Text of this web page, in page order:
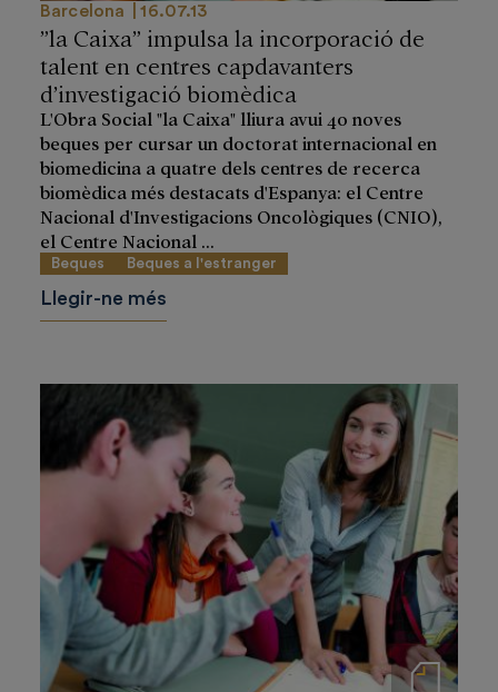
Barcelona 16.07.13
”la Caixa” impulsa la incorporació de
talent en centres capdavanters
d’investigació biomèdica
L'Obra Social "la Caixa" lliura avui 40 noves
beques per cursar un doctorat internacional en
biomedicina a quatre dels centres de recerca
biomèdica més destacats d'Espanya: el Centre
Nacional d'Investigacions Oncològiques (CNIO),
el Centre Nacional ...
Beques Beques a l'estranger
Llegir-ne més
Notas de prensa